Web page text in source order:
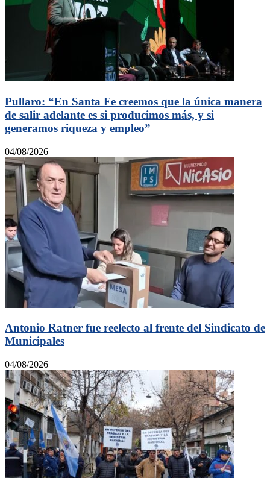
Pullaro: “En Santa Fe creemos que la única manera
de salir adelante es si producimos más, y si
generamos riqueza y empleo”
04/08/2026
Antonio Ratner fue reelecto al frente del Sindicato de
Municipales
04/08/2026